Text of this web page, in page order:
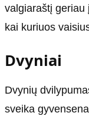
valgiaraštį geriau
kai kuriuos
Dvyniai
Dvynių
sveika